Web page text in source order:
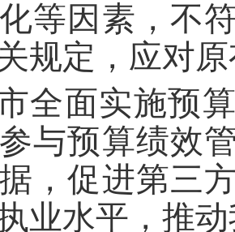
等因素，不
规定，应对
全面实施预
与预算绩效
，促进第三
业水平，推